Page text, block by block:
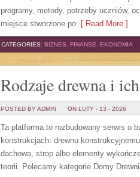
programy, metody, potrzeby uczniów,
miejsce stworzone po [ Read More ]
CATEGORIES: BIZNES, FINANSE, EKONOMIA
Rodzaje drewna i
POSTED BY ADMIN ON LUTY - 13 - 2026
Ta platforma to rozbudowany serwis o
konstrukcjach: drewnu
dachowa, strop albo elementy
teorii. Polecamy kategorie Domy